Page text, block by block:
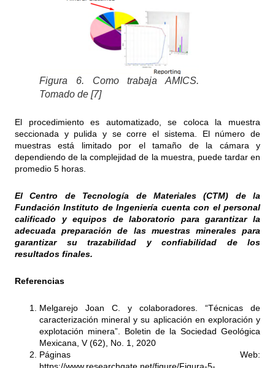
Figura 6. Como trabaja AMICS.
Tomado de [7]
El procedimiento es automatizado, se coloca la muestra
seccionada y pulida y se corre el sistema. El número de
muestras está limitado por el tamaño de la cámara y
dependiendo de la complejidad de la muestra, puede tardar en
promedio 5 horas.
El Centro de Tecnología de Materiales (CTM) de la
Fundación Instituto de Ingeniería cuenta con el personal
calificado y equipos de laboratorio para garantizar la
adecuada preparación de las muestras minerales para
garantizar su trazabilidad y confiabilidad de los
resultados finales.
Referencias
Melgarejo Joan C. y colaboradores. “Técnicas de
caracterización mineral y su aplicación en exploración y
explotación minera”. Boletin de la Sociedad Geológica
Mexicana, V (62), No. 1, 2020
Páginas Web:
https://www.researchgate.net/figure/Figura-5-